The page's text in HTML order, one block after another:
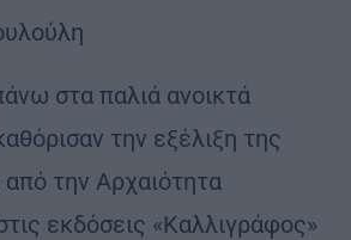
στα παλιά ανοικτά
την εξέλιξη της
την Αρχαιότητα
εκδόσεις «Καλλιγράφος»